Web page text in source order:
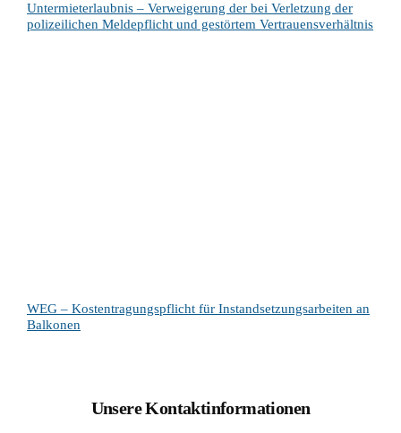
Untermieterlaubnis – Verweigerung der bei Verletzung der
polizeilichen Meldepflicht und gestörtem Vertrauensverhältnis
WEG – Kostentragungspflicht für Instandsetzungsarbeiten an
Balkonen
Unsere Kontaktinformationen